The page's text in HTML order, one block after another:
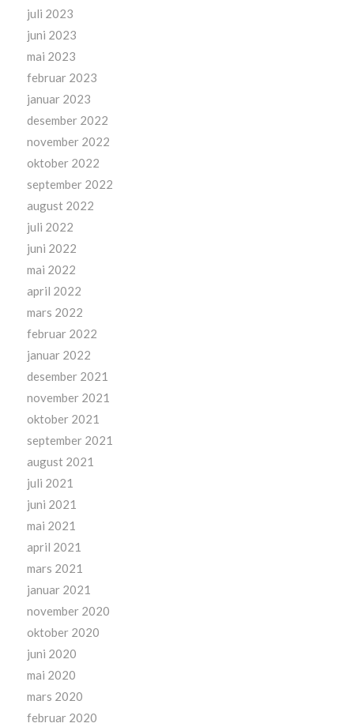
juli 2023
juni 2023
mai 2023
februar 2023
januar 2023
desember 2022
november 2022
oktober 2022
september 2022
august 2022
juli 2022
juni 2022
mai 2022
april 2022
mars 2022
februar 2022
januar 2022
desember 2021
november 2021
oktober 2021
september 2021
august 2021
juli 2021
juni 2021
mai 2021
april 2021
mars 2021
januar 2021
november 2020
oktober 2020
juni 2020
mai 2020
mars 2020
februar 2020